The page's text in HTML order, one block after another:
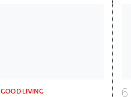
GOOD LIVING